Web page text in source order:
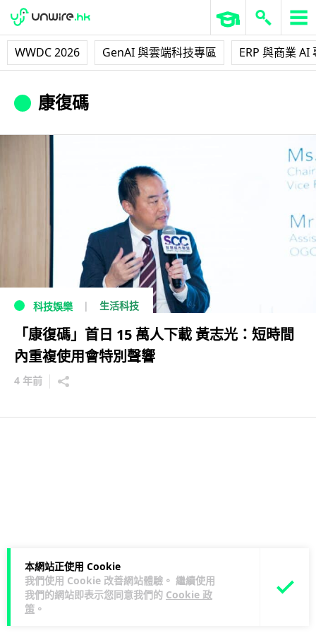
WWDC 2026 GenAI 與雲端科技專區 ERP 與商業 AI
本網站正使用 Cookie
我們使用 Cookie 改善網站體驗。 繼續使用
我們的網站即表示您同意我們的 Cookie 政
策 。
康復碼
科技娛樂 生活科技
「康復碼」首日 15 萬人下載 黃志光：短時間
內重複使用會特別聲響
4 年前